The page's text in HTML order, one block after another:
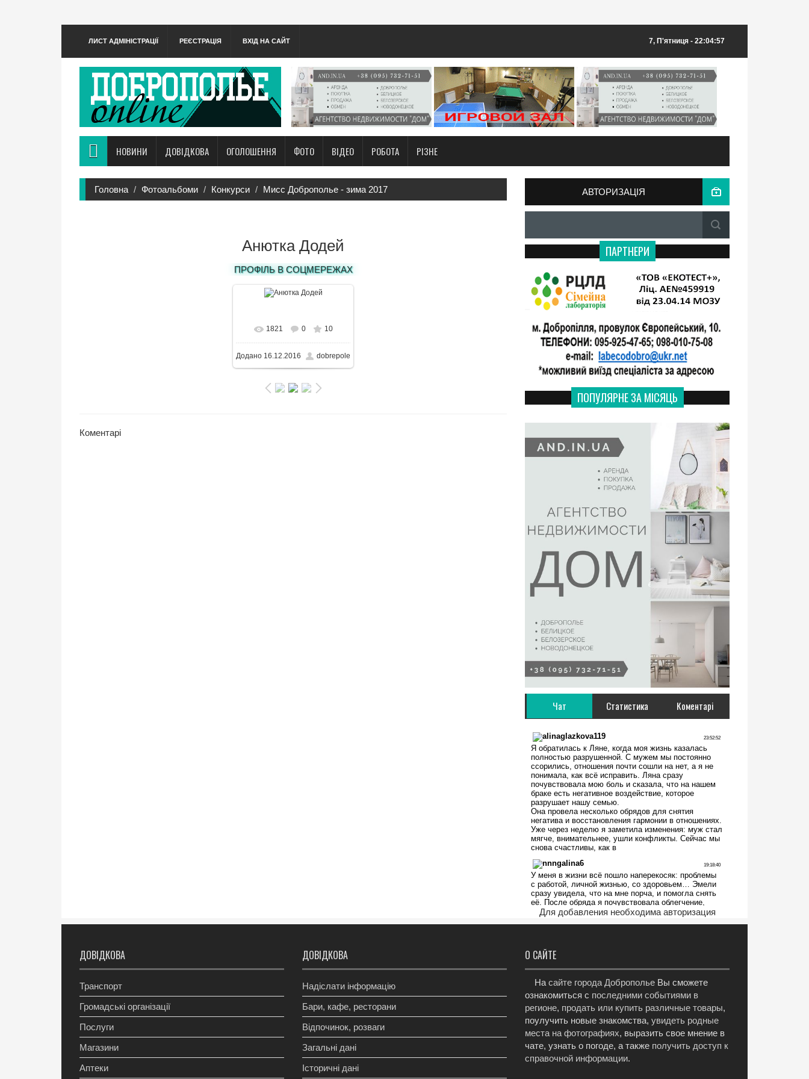
ЛИСТ АДМІНІСТРАЦІЇ РЕЄСТРАЦІЯ ВХІД НА САЙТ 7, П'ятниця - 22:04:57
НОВИНИ ДОВІДКОВА ОГОЛОШЕННЯ ФОТО ВІДЕО РОБОТА РІЗНЕ
Головна Фотоальбоми Конкурси Мисс Доброполье - зима 2017
Анютка Додей
ПРОФІЛЬ В СОЦМЕРЕЖАХ
650x434/ 101.5KB
1821 0 10
Додано 16.12.2016 dobrepole
Коментарі
АВТОРИЗАЦІЯ
ПАРТНЕРИ
ПОПУЛЯРНЕ ЗА МІСЯЦЬ
Чат Статистика Коментарі
Для добавления необходима авторизация
ДОВІДКОВА
Транспорт
Громадські організації
Послуги
Магазини
Аптеки
ДОВІДКОВА
Надіслати інформацію
Бари, кафе, ресторани
Відпочинок, розваги
Загальні дані
Історичні дані
О САЙТЕ
На сайте города Доброполье Вы сможете
ознакомиться с последними событиями в
регионе, продать или купить различные товары,
поулучить новые знакомства, увидеть родные
места на фотографиях, выразить свое мнение в
чате, узнать о погоде, а также получить доступ к
справочной информации.